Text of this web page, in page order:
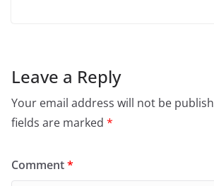
Leave a Reply
Your email address will not be
fields are marked *
Comment*